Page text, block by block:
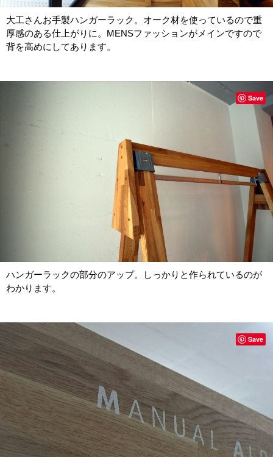
大工さんお手製ハンガーラック。オーク材を使っているので重
厚感のある仕上がりに。MENSファッションがメインですので
背を高めにしてあります。
ハンガーラックの部分のアップ。しっかりと作られているのが
わかります。
Save
Save